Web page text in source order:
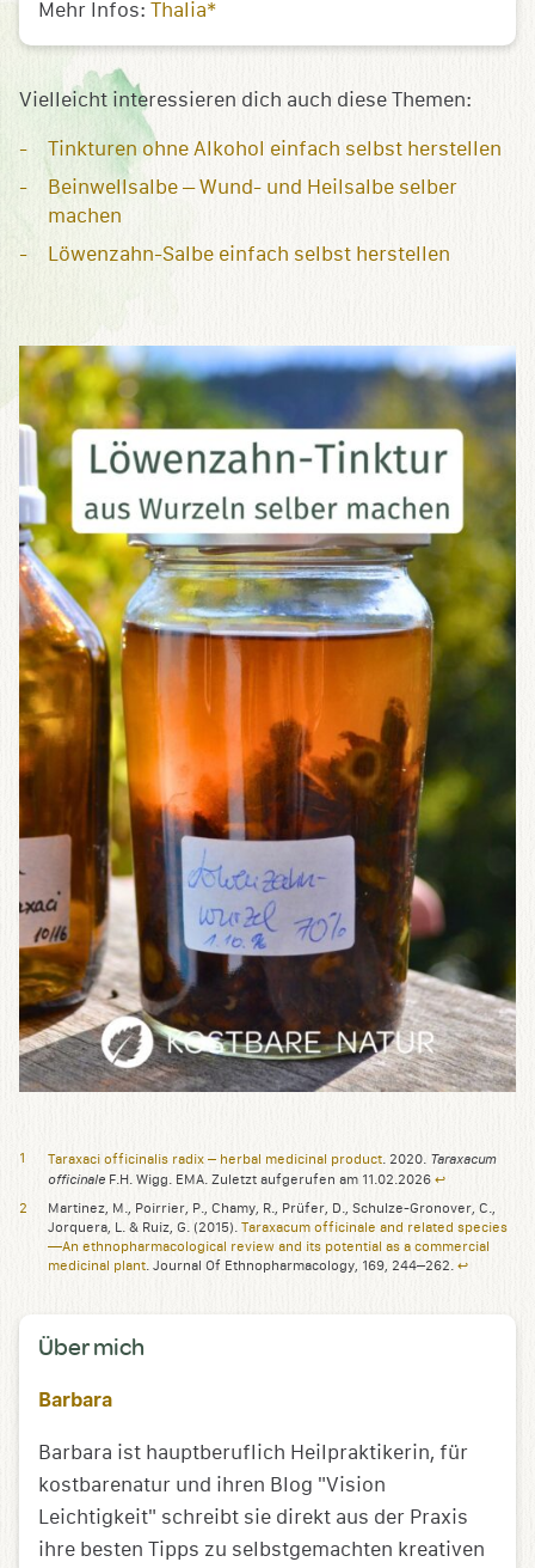
Mehr Infos: Thalia*
Vielleicht interessieren dich auch diese Themen:
Tinkturen ohne Alkohol einfach selbst herstellen
Beinwellsalbe – Wund- und Heilsalbe selber
machen
Löwenzahn-Salbe einfach selbst herstellen
Taraxaci officinalis radix – herbal medicinal product . 2020. Taraxacum
officinale F.H. Wigg. EMA. Zuletzt aufgerufen am 11.02.2026 ↩︎
Martinez, M., Poirrier, P., Chamy, R., Prüfer, D., Schulze-Gronover, C.,
Jorquera, L. & Ruiz, G. (2015). Taraxacum officinale and related species
—An ethnopharmacological review and its potential as a commercial
medicinal plant . Journal Of Ethnopharmacology, 169, 244–262. ↩︎
Über mich
Barbara
Barbara ist hauptberuflich Heilpraktikerin, für
kostbarenatur und ihren Blog "Vision
Leichtigkeit" schreibt sie direkt aus der Praxis
ihre besten Tipps zu selbstgemachten kreativen